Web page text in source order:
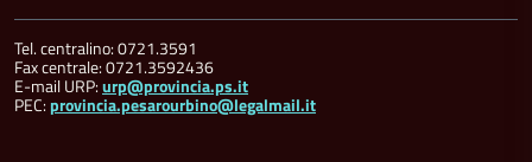
Tel. centralino: 0721.3591
Fax centrale: 0721.3592436
E-mail URP:urp@provincia.ps.it
PEC:provincia.pesarourbino@legalmail.it